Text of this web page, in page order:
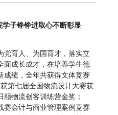
学子铮铮进取心不断彰显
党育人、为国育才，落实立
面成长成才，在培养学生德
成绩，全年共获得文体竞赛
第七届全国物流设计大赛获
物流创客训练营金奖；
赛会计与商业管理案例竞赛